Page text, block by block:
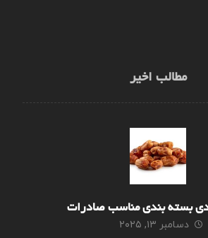
مطالب اخیر
بسته بندی مناسب صادرات
دسامبر ۱۳, ۲۰۲۵